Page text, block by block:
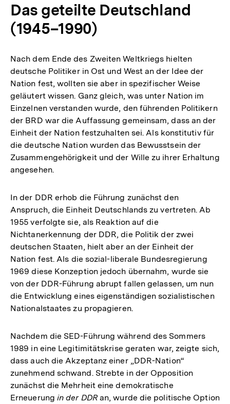
Das geteilte Deutschland
(1945–1990)
Nach dem Ende des Zweiten Weltkriegs hielten
deutsche Politiker in Ost und West an der Idee der
Nation fest, wollten sie aber in spezifischer Weise
geläutert wissen. Ganz gleich, was unter Nation im
Einzelnen verstanden wurde, den führenden Politikern
der BRD war die Auffassung gemeinsam, dass an der
Einheit der Nation festzuhalten sei. Als konstitutiv für
die deutsche Nation wurden das Bewusstsein der
Zusammengehörigkeit und der Wille zu ihrer Erhaltung
angesehen.
In der DDR erhob die Führung zunächst den
Anspruch, die Einheit Deutschlands zu vertreten. Ab
1955 verfolgte sie, als Reaktion auf die
Nichtanerkennung der DDR, die Politik der zwei
deutschen Staaten, hielt aber an der Einheit der
Nation fest. Als die sozial-liberale Bundesregierung
1969 diese Konzeption jedoch übernahm, wurde sie
von der DDR-Führung abrupt fallen gelassen, um nun
die Entwicklung eines eigenständigen sozialistischen
Nationalstaates zu propagieren.
Nachdem die SED-Führung während des Sommers
1989 in eine Legitimitätskrise geraten war, zeigte sich,
dass auch die Akzeptanz einer „DDR-Nation“
zunehmend schwand. Strebte in der Opposition
zunächst die Mehrheit eine demokratische
Erneuerung in der DDRan, wurde die politische Option